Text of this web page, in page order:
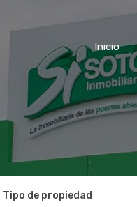
Inicio
Tipo de propiedad